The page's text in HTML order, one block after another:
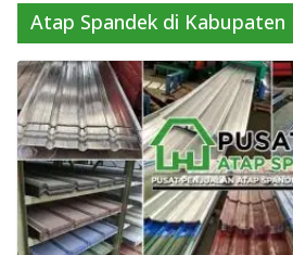
Atap Spandek di Kabupaten